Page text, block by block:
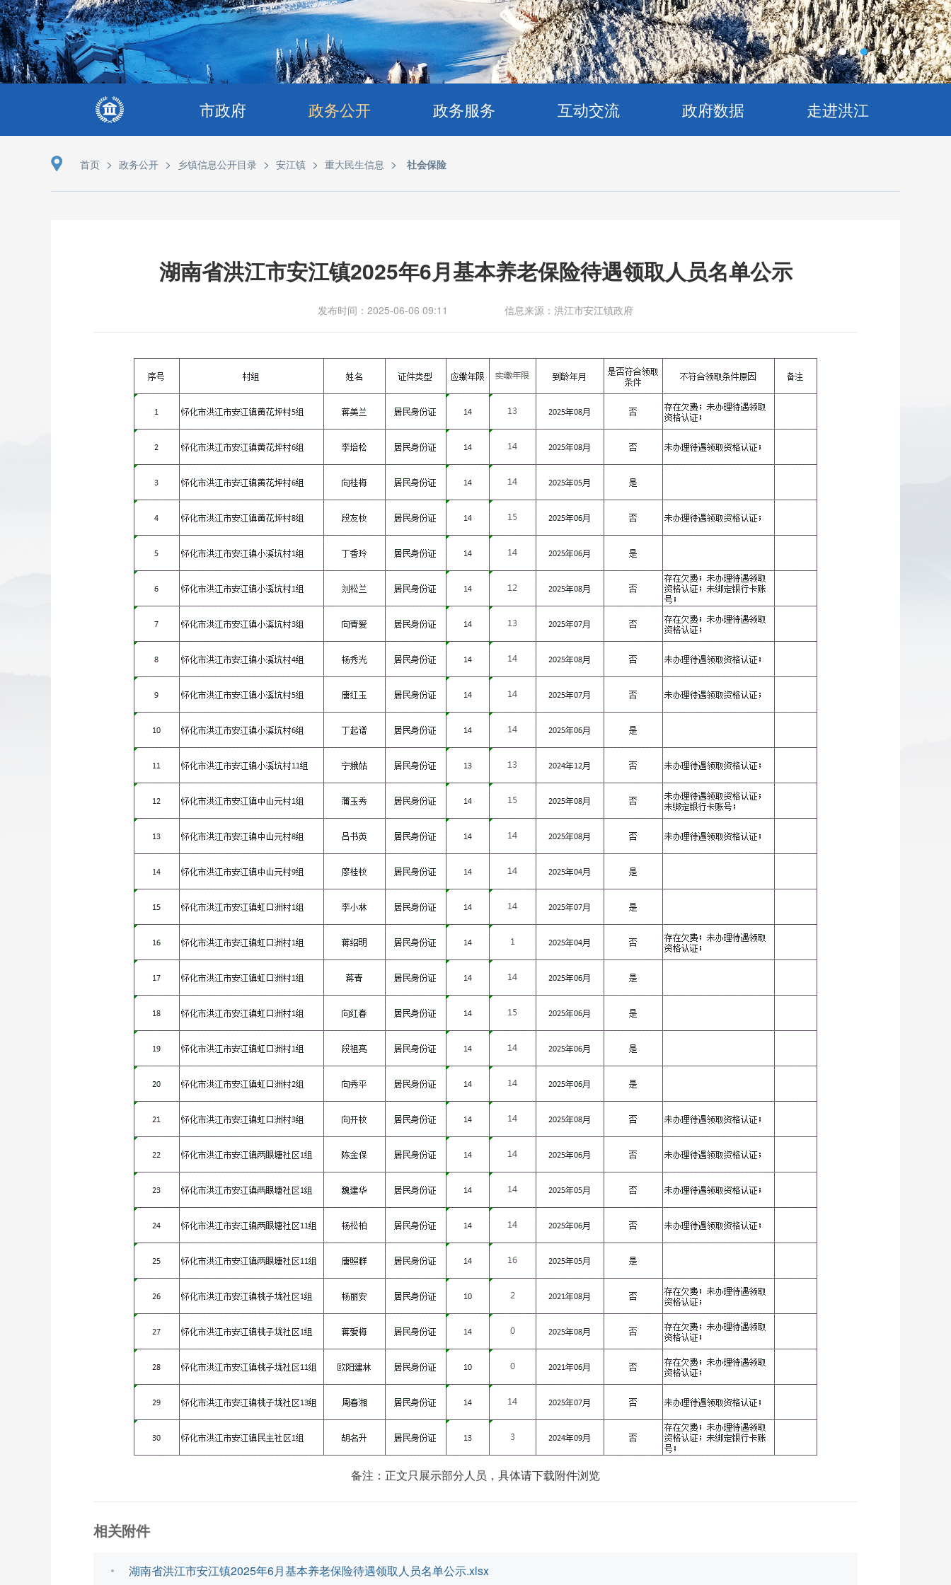
市政府 政务公开 政务服务 互动交流 政府数据 走进洪江
首页 > 政务公开 > 乡镇信息公开目录 > 安江镇 > 重大民生信息 > 社会保险
湖南省洪江市安江镇2025年6月基本养老保险待遇领取人员名单公示
发布时间：2025-06-06 09:11 信息来源：洪江市安江镇政府
备注：正文只展示部分人员，具体请下载附件浏览
相关附件
湖南省洪江市安江镇2025年6月基本养老保险待遇领取人员名单公示.xlsx